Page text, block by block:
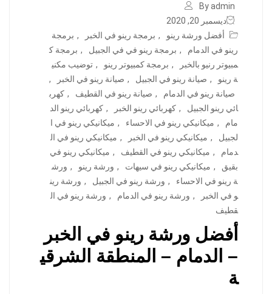
By admin
ديسمبر 20, 2020
أفضل ورشة رينو
, برمجة رينو في الخبر , برمجة
رينو في الدمام
, برمجة رينو في في الجبيل , برمجة ك
مبيوتر رنيو بالخبر
, برمجة كمبيوتر رينو , توضيب مكني
ة رينو
, صيانة رينو في الجبيل , صيانة رينو في الخبر
,
صيانة رينو في الدمام
, صيانة رينو في القطيف , كهرب
ائي رينو الجبيل
, كهربائي رينو الخبر , كهربائي رينو الد
مام
, ميكانيكي رينو في الاحساء , ميكانيكي رينو في ا
لجبيل
, ميكانيكي رينو في الخبر , ميكانيكي رينو في ال
دمام
, ميكانيكي رينو في القطيف , ميكانيكي رينو في
بقيق
, ميكانيكي رينو في سيهات , ورشة رينو , ورش
ة رينو في الاحساء
, ورشة رينو في الجبيل , ورشة رين
و في الخبر
, ورشة رينو في الدمام , ورشة رينو في ال
قطيف
أفضل ورشة رينو في الخبر
– الدمام – المنطقة الشرقي
ة